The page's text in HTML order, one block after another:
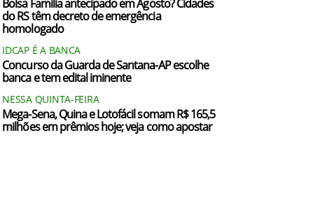
Bolsa Família antecipado em Agosto? Cidades
do RS têm decreto de emergência
homologado
IDCAP É A BANCA
Concurso da Guarda de Santana-AP escolhe
banca e tem edital iminente
NESSA QUINTA-FEIRA
Mega-Sena, Quina e Lotofácil somam R$ 165,5
milhões em prêmios hoje; veja como apostar